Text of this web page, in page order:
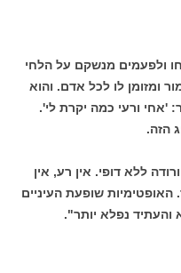
ולפעמים מנשקם על הלחי
ומזומן לו לכל אדם. והוא
'אחי ורעי כמה יקרת לי'.
הזה.
ללא דופי. אין רע, אין
שופעת העיניים
והעתיד נפלא יותר".